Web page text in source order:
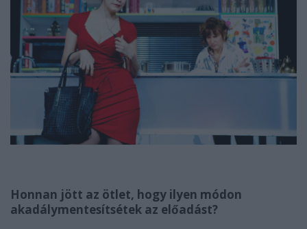
Honnan jött az ötlet, hogy ilyen módon
akadálymentesítsétek az előadást?